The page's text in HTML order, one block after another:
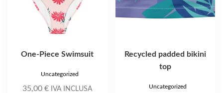
One-Piece Swimsuit
Uncategorized
35,00€ IVA INCLUSA
Recycled padded bikini
top
Uncategorized